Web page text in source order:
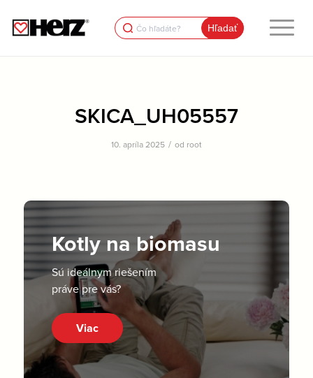
Search
for:
SKICA_UH05557
10. apríla 2025 / od root
Kotly na biomasu
Sú ideálnym riešením
práve pre vás?
Viac